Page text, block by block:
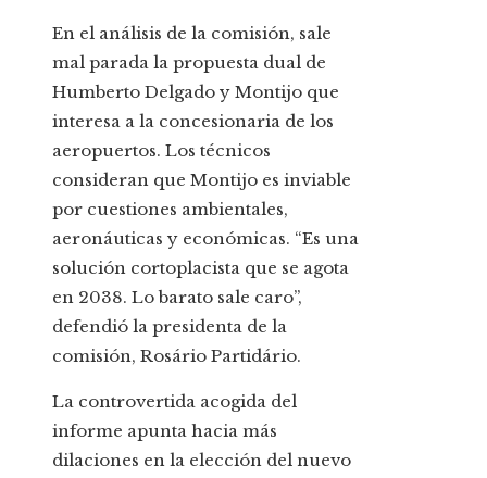
En el análisis de la comisión, sale
mal parada la propuesta dual de
Humberto Delgado y Montijo que
interesa a la concesionaria de los
aeropuertos. Los técnicos
consideran que Montijo es inviable
por cuestiones ambientales,
aeronáuticas y económicas. “Es una
solución cortoplacista que se agota
en 2038. Lo barato sale caro”,
defendió la presidenta de la
comisión, Rosário Partidário.
La controvertida acogida del
informe apunta hacia más
dilaciones en la elección del nuevo